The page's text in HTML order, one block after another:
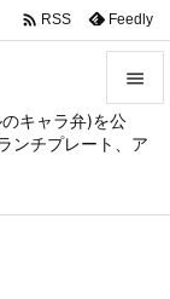
キャラ弁)を公
ンチプレート、ア


メニュ
サイド
 RSS Feedly